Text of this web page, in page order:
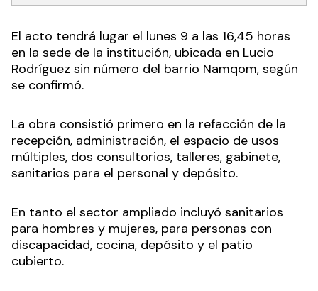
El acto tendrá lugar el lunes 9 a las 16,45 horas
en la sede de la institución, ubicada en Lucio
Rodríguez sin número del barrio Namqom, según
se confirmó.
La obra consistió primero en la refacción de la
recepción, administración, el espacio de usos
múltiples, dos consultorios, talleres, gabinete,
sanitarios para el personal y depósito.
En tanto el sector ampliado incluyó sanitarios
para hombres y mujeres, para personas con
discapacidad, cocina, depósito y el patio
cubierto.